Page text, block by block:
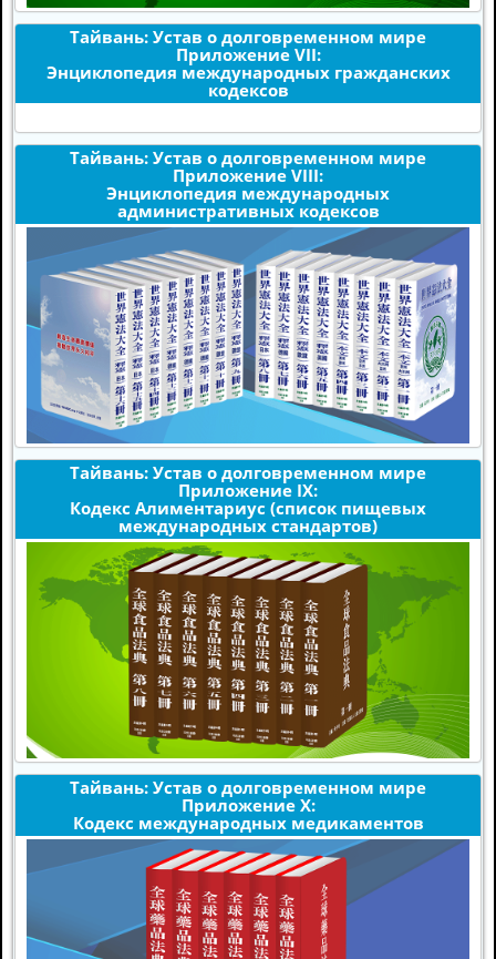
Тайвань: Устав о долговременном мире
Приложение VII:
Энциклопедия международных гражданских
кодексов
Тайвань: Устав о долговременном мире
Приложение VIII:
Энциклопедия международных
административных кодексов
Тайвань: Устав о долговременном мире
Приложение IX:
Кодекс Алиментариус (список пищевых
международных стандартов)
Тайвань: Устав о долговременном мире
Приложение X:
Кодекс международных медикаментов